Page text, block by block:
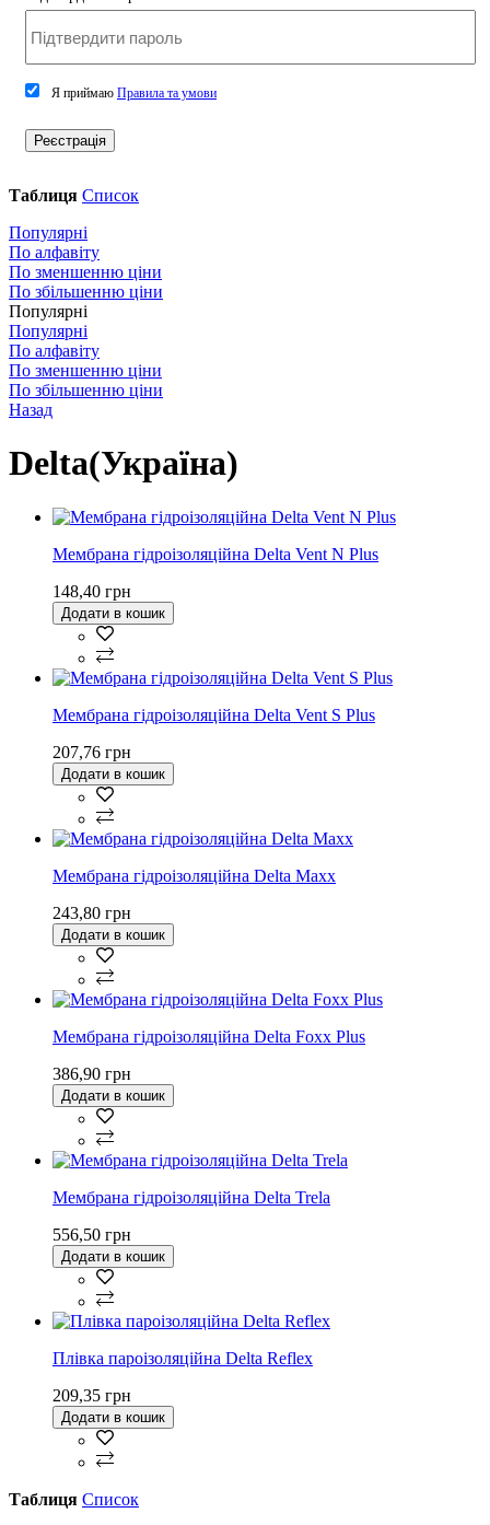
Я приймаю Правила та умови
Реєстрація
Таблиця Список
Популярні
По алфавіту
По зменшенню ціни
По збільшенню ціни
Популярні
Популярні
По алфавіту
По зменшенню ціни
По збільшенню ціни
Назад
Delta(Україна)
Мембрана гідроізоляційна Delta Vent N Plus
148,40 грн
Додати в кошик
Мембрана гідроізоляційна Delta Vent S Plus
207,76 грн
Додати в кошик
Мембрана гідроізоляційна Delta Maxx
243,80 грн
Додати в кошик
Мембрана гідроізоляційна Delta Foxx Plus
386,90 грн
Додати в кошик
Мембрана гідроізоляційна Delta Trela
556,50 грн
Додати в кошик
Плівка пароізоляційна Delta Reflex
209,35 грн
Додати в кошик
Таблиця Список